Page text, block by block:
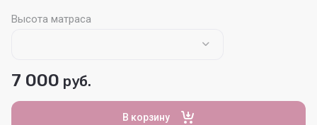
Высота матраса
7 000 руб.
В корзину